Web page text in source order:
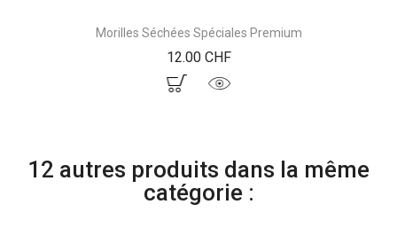
Morilles Séchées Spéciales Premium
12.00 CHFPrix
12 autres produits dans la même
catégorie :